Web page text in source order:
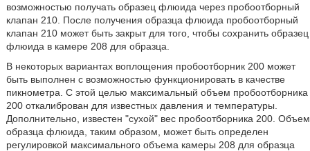
возможностью получать образец флюида через пробоотборный
клапан 210. После получения образца флюида пробоотборный
клапан 210 может быть закрыт для того, чтобы сохранить образец
флюида в камере 208 для образца.
В некоторых вариантах воплощения пробоотборник 200 может
быть выполнен с возможностью функционировать в качестве
пикнометра. С этой целью максимальный объем пробоотборника
200 откалиброван для известных давления и температуры.
Дополнительно, известен "сухой" вес пробоотборника 200. Объем
образца флюида, таким образом, может быть определен
регулировкой максимального объема камеры 208 для образца